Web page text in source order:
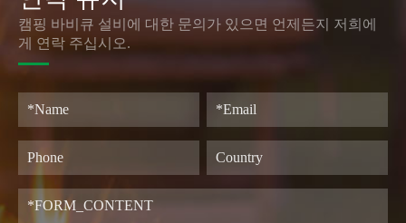
캠핑 바비큐 설비에 대한 문의가 있으면 언제든지 저희에
게 연락 주십시오.